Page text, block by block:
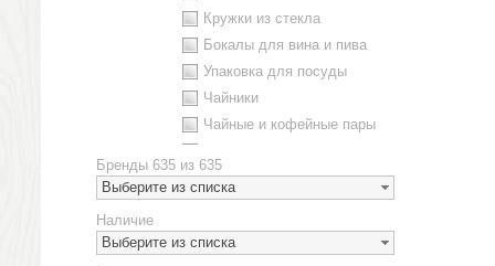
Кружки из стекла
Бокалы для вина и пива
Упаковка для посуды
Чайники
Чайные и кофейные пары
Наборы посуды
Предметы сервировки
Стаканы
Эко кружки
Бренды 635 из 635
Выберите из списка
Наличие
Выберите из списка